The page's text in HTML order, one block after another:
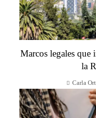
Marcos legales que
la
Carla